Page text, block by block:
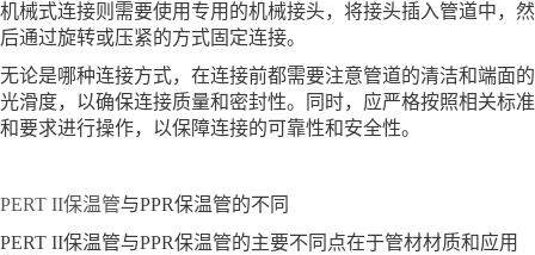
机械式连接则需要使用专用的机械接头，将接头插入管道中，然
后通过旋转或压紧的方式固定连接。
无论是哪种连接方式，在连接前都需要注意管道的清洁和端面的
光滑度，以确保连接质量和密封性。同时，应严格按照相关标准
和要求进行操作，以保障连接的可靠性和安全性。
PERT II保温管与PPR保温管的不同
PERT II保温管与PPR保温管的主要不同点在于管材材质和应用